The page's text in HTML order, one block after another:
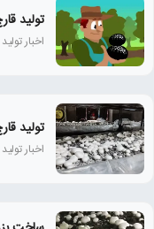
تولید
اخبار
تولید
اخبار